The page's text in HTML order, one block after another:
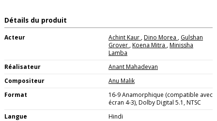
Détails du produit
Acteur Achint Kaur ,Dino Morea , Gulshan
Grover ,Koena Mitra ,Minissha
Lamba
Réalisateur
Anant Mahadevan
Compositeur
Anu Malik
Format
16-9 Anamorphique (compatible avec
écran 4-3), Dolby Digital 5.1, NTSC
Langue
Hindi